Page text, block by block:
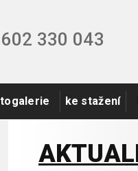
330 043
ke stažení